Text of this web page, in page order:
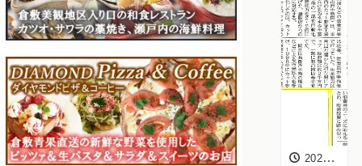
「よる
マ
チ！」
で「ゆ
うなぎ
倉敷本
店」が
紹介さ
れまし
た 2024年4月18日